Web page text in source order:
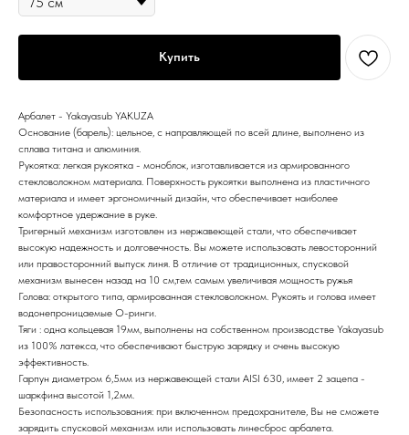
Купить
Арбалет - Yakayasub YAKUZA
Основание (барель): цельное, с направляющей по всей длине, выполнено из
сплава титана и алюминия.
Рукоятка: легкая рукоятка - моноблок, изготавливается из армированного
стекловолокном материала. Поверхность рукоятки выполнена из пластичного
материала и имеет эргономичный дизайн, что обеспечивает наиболее
комфортное удержание в руке.
Тригерный механизм изготовлен из нержавеющей стали, что обеспечивает
высокую надежность и долговечность. Вы можете использовать левосторонний
или правосторонний выпуск линя. В отличие от традиционных, спусковой
механизм вынесен назад на 10 см,тем самым увеличивая мощность ружья
Голова: открытого типа, армированная стекловолокном. Рукоять и голова имеет
водонепроницаемые О-ринги.
Тяги : одна кольцевая 19мм, выполнены на собственном производстве Yakayasub
из 100% латекса, что обеспечивают быструю зарядку и очень высокую
эффективность.
Гарпун диаметром 6,5мм из нержавеющей стали AISI 630, имеет 2 зацепа -
шаркфина высотой 1,2мм.
Безопасность использования: при включенном предохранителе, Вы не сможете
зарядить спусковой механизм или использовать линесброс арбалета.